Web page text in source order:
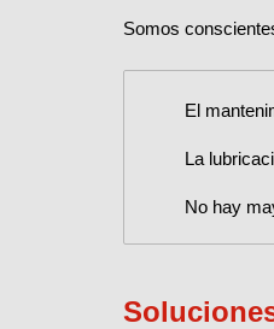
Somos
El
La
No hay